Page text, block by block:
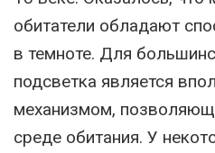
обитатели обладают
в темноте. Для
подсветка является
механизмом,
среде обитания. У